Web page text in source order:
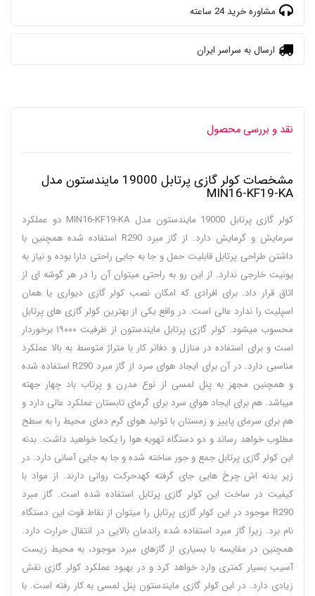
مشاوره خرید 24 ساعته
ارسال به سراسر ایران
نقد و بررسی محصول
مشخصات کولر گازی پرتابل 19000 مایندستون مدل
MIN16-KF19-KA
کولر گازی پرتابل 19000 مایندستون مدل MIN16-KF19-KA دو عملکرد
سرمایش و گرمایش دارد. از گاز مبرد R290 استفاده شده همچنین با
داشتن طراحی پرتابل قابلیت حمل و جا به جایی راحتی دارا بوده و نیاز به
یونیت خارجی ندارد. از این رو به راحتی میتوان آن را در هر گوشه ای از
اتاق قرار داد. برای افرادی که امکان نصب کولر گازی دیواری یا همان
اسپلیت را ندارد عالی است. در واقع یکی از بهترین کولر گازی های پرتابل
محسوب میشود. کولر گازی پرتابل مایندستون از ظرفیت ۱۹۰۰۰ برخوردار
است و برای استفاده در منازل و دفاتر کار با متراژ متوسط به بالا عملکرد
مناسبی دارد. در آن برای ایجاد هوای سرد از گاز مبرد R290 استفاده شده
و همچنین مجهز به پنل لمسی از نوع مدرن و پرتاب باد چهار جهته
میباشد. هم برای ایجاد هوای سرد برای گرمای تابستان عملکرد عالی دارد و
هم برای سرمای پاییز و زمستان با تولید هوای گرم دمای محیط را به سطح
مطلوب خواهد رساند و دو دستگاه تهویه هوا را یکجا خواهید داشت. بدنه
این کولر گازی پرتابل جمع و جور ساخته شده و جا به جایی آسانی دارد. در
زیر بدنه اش چرخ هایی جای گرفته کهدحرکت روانی دارند. از مواد با
کیفیت در ساخت این کولر گازی پرتابل استفاده شده است. گاز مبرد
R290 موجود در این کولر گازی پرتابل را میتوان از نقاط قوت این دستگاه
نام برد. زیرا گاز مبرد استفاده شده راندمان بالایی در انتقال حرارت دارد.
همچنین در مقایسه با بسیاری از گازهای مبرد موجود، به محیط زیست
آسیب بسیار کمتری وارد خواهد کرد و در بهبود عملکرد کولر گازی نقش
زیادی دارد. در این کولر گازی مایندستون پنل لمسی به کار رفته است. با